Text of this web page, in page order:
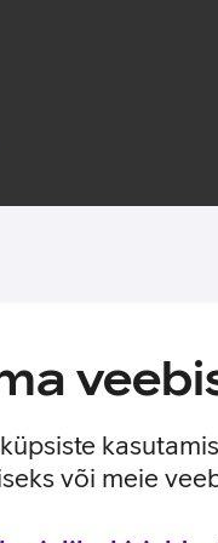
või meie
kriimustuste ja